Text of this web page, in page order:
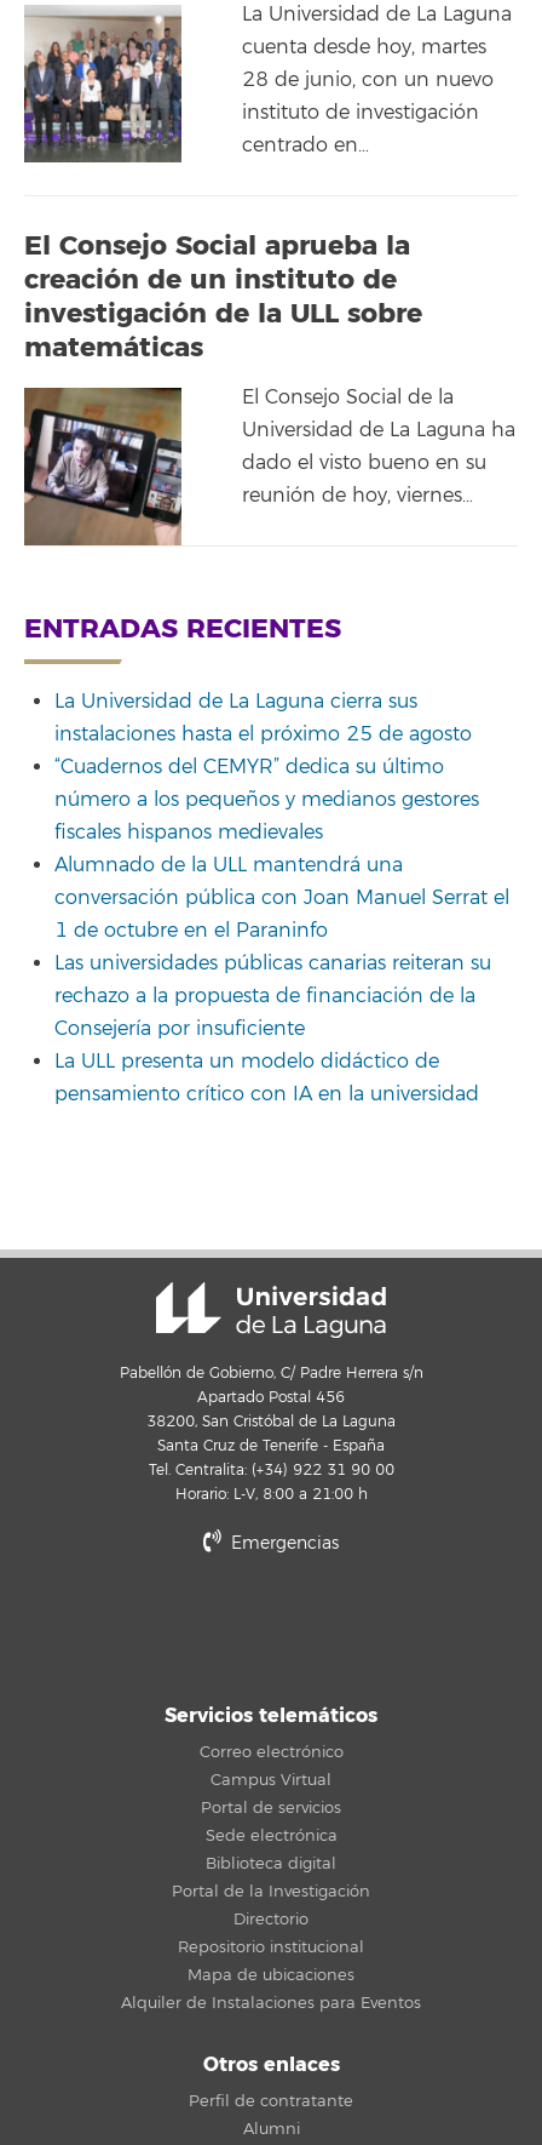
La Universidad de La Laguna
cuenta desde hoy, martes
28 de junio, con un nuevo
instituto de investigación
centrado en…
El Consejo Social aprueba la
creación de un instituto de
investigación de la ULL sobre
matemáticas
El Consejo Social de la
Universidad de La Laguna ha
dado el visto bueno en su
reunión de hoy, viernes…
ENTRADAS RECIENTES
La Universidad de La Laguna cierra sus
instalaciones hasta el próximo 25 de agosto
“Cuadernos del CEMYR” dedica su último
número a los pequeños y medianos gestores
fiscales hispanos medievales
Alumnado de la ULL mantendrá una
conversación pública con Joan Manuel Serrat el
1 de octubre en el Paraninfo
Las universidades públicas canarias reiteran su
rechazo a la propuesta de financiación de la
Consejería por insuficiente
La ULL presenta un modelo didáctico de
pensamiento crítico con IA en la universidad
Pabellón de Gobierno, C/ Padre Herrera s/n
Apartado Postal 456
38200, San Cristóbal de La Laguna
Santa Cruz de Tenerife - España
Tel. Centralita: (+34) 922 31 90 00
Horario: L-V, 8:00 a 21:00 h
Emergencias
Servicios telemáticos
Correo electrónico
Campus Virtual
Portal de servicios
Sede electrónica
Biblioteca digital
Portal de la Investigación
Directorio
Repositorio institucional
Mapa de ubicaciones
Alquiler de Instalaciones para Eventos
Otros enlaces
Perfil de contratante
Alumni